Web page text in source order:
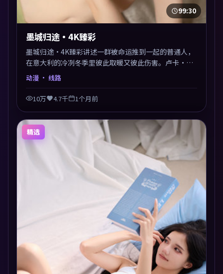
99:30
墨城归途·4K臻彩
墨城归途·4K臻彩讲述一群被命运推到一起的普通人，
在意大利的冷冽冬季里彼此取暖又彼此伤害。卢卡·瓜
达尼诺以动漫类型外壳探讨信任与背叛，映后讨论度颇
高。片尾留白开放解读，关于“选择”的主题余音绕
梁。
动漫 · 线路
10万 4.7千 1个月前
精选